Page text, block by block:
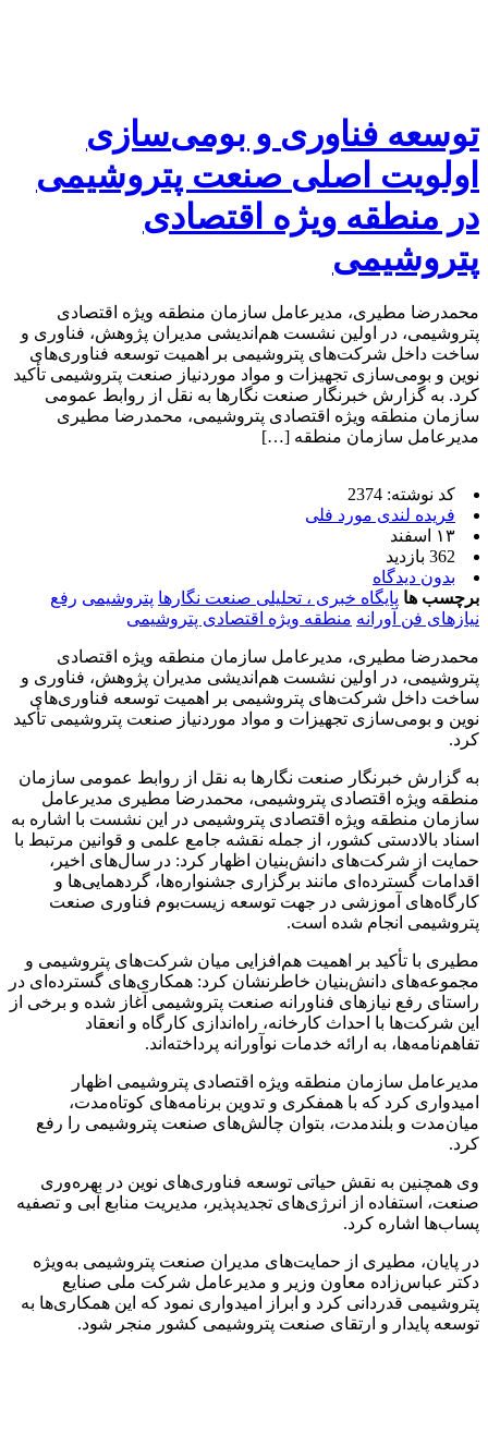
توسعه فناوری و بومی‌سازی
اولویت اصلی صنعت پتروشیمی
در منطقه ویژه اقتصادی
پتروشیمی
محمدرضا مطیری، مدیرعامل سازمان منطقه ویژه اقتصادی
پتروشیمی، در اولین نشست هم‌اندیشی مدیران پژوهش، فناوری و
ساخت داخل شرکت‌های پتروشیمی بر اهمیت توسعه فناوری‌های
نوین و بومی‌سازی تجهیزات و مواد موردنیاز صنعت پتروشیمی تأکید
کرد. به گزارش خبرنگار صنعت نگارها به نقل از روابط عمومی
سازمان منطقه ویژه اقتصادی پتروشیمی، محمدرضا مطیری
مدیرعامل سازمان منطقه […]
کد نوشته: 2374
فریده لندی مورد فلی
۱۳ اسفند
362 بازدید
بدون دیدگاه
برچسب ها پایگاه خبری ، تحلیلی صنعت نگارها پتروشیمی رفع
نیازهای فن آورانه منطقه ویژه اقتصادی پتروشیمی
محمدرضا مطیری، مدیرعامل سازمان منطقه ویژه اقتصادی
پتروشیمی، در اولین نشست هم‌اندیشی مدیران پژوهش، فناوری و
ساخت داخل شرکت‌های پتروشیمی بر اهمیت توسعه فناوری‌های
نوین و بومی‌سازی تجهیزات و مواد موردنیاز صنعت پتروشیمی تأکید
کرد.
به گزارش خبرنگار صنعت نگارها به نقل از روابط عمومی سازمان
منطقه ویژه اقتصادی پتروشیمی، محمدرضا مطیری مدیرعامل
سازمان منطقه ویژه اقتصادی پتروشیمی در این نشست با اشاره به
اسناد بالادستی کشور، از جمله نقشه جامع علمی و قوانین مرتبط با
حمایت از شرکت‌های دانش‌بنیان اظهار کرد: در سال‌های اخیر،
اقدامات گسترده‌ای مانند برگزاری جشنواره‌ها، گردهمایی‌ها و
کارگاه‌های آموزشی در جهت توسعه زیست‌بوم فناوری صنعت
پتروشیمی انجام شده است.
مطیری با تأکید بر اهمیت هم‌افزایی میان شرکت‌های پتروشیمی و
مجموعه‌های دانش‌بنیان خاطرنشان کرد: همکاری‌های گسترده‌ای در
راستای رفع نیازهای فناورانه صنعت پتروشیمی آغاز شده و برخی از
این شرکت‌ها با احداث کارخانه، راه‌اندازی کارگاه و انعقاد
تفاهم‌نامه‌ها، به ارائه خدمات نوآورانه پرداخته‌اند.
مدیرعامل سازمان منطقه ویژه اقتصادی پتروشیمی اظهار
امیدواری کرد که با همفکری و تدوین برنامه‌های کوتاه‌مدت،
میان‌مدت و بلندمدت، بتوان چالش‌های صنعت پتروشیمی را رفع
کرد.
وی همچنین به نقش حیاتی توسعه فناوری‌های نوین در بهره‌وری
صنعت، استفاده از انرژی‌های تجدیدپذیر، مدیریت منابع آبی و تصفیه
پساب‌ها اشاره کرد.
در پایان، مطیری از حمایت‌های مدیران صنعت پتروشیمی به‌ویژه
دکتر عباس‌زاده معاون وزیر و مدیرعامل شرکت ملی صنایع
پتروشیمی قدردانی کرد و ابراز امیدواری نمود که این همکاری‌ها به
توسعه پایدار و ارتقای صنعت پتروشیمی کشور منجر شود.